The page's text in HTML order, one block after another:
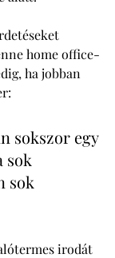
home office-
ha jobban
sokszor egy
sok
sok
irodát